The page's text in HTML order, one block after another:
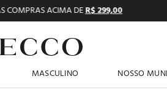
FRETE GRÁTIS NAS COMPRAS ACIMA DER$ 299,00
MASCULINO NOSSO